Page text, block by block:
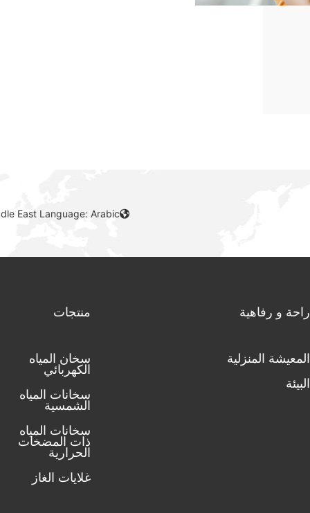
East Language: Arabic
راحة و رفاهية
المعيشة المنزلية
البيئة
منتجات
سخان المياه
الكهربائي
سخانات المياه
الشمسية
سخانات المياه
ذات المضخات
الحرارية
غلايات الغاز